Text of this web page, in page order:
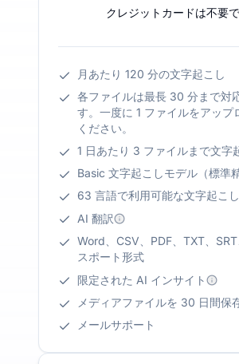
クレジットカードは不要
月あたり 120 分の文字起こし
各ファイルは最長 30 分まで対
す。一度に 1 ファイルをアップ
ください。
1 日あたり 3 ファイルまで文字
Basic 文字起こしモデル（標準精
63 言語で利用可能な文字起こし
AI 翻訳
Word、CSV、PDF、TXT、
スポート形式
限定された AI インサイト
メディアファイルを 30 日間保
メールサポート